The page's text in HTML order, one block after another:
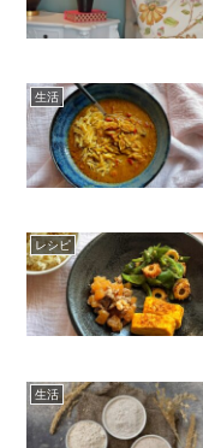
生活
レシピ
生活